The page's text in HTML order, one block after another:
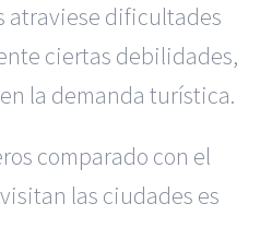
atraviese dificultades
ciertas debilidades,
la demanda turística.
comparado con el
las ciudades es